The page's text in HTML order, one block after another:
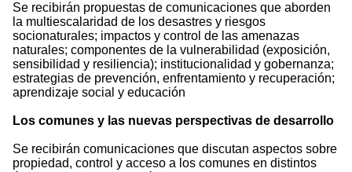
Se recibirán propuestas de comunicaciones que aborden
la multiescalaridad de los desastres y riesgos
socionaturales; impactos y control de las amenazas
naturales; componentes de la vulnerabilidad (exposición,
sensibilidad y resiliencia); institucionalidad y gobernanza;
estrategias de prevención, enfrentamiento y recuperación;
aprendizaje social y educación
Los comunes y las nuevas perspectivas de desarrollo
Se recibirán comunicaciones que discutan aspectos sobre
propiedad, control y acceso a los comunes en distintos